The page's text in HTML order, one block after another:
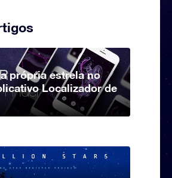
própria estrela no
Localizador de